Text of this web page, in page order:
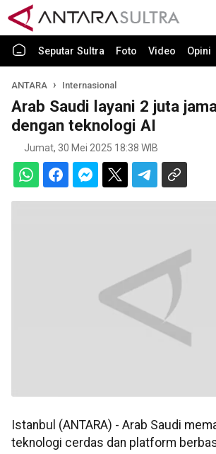
Seputar Sultra Foto Video Opini
ANTARA Internasional
Arab Saudi layani 2 juta
dengan teknologi AI
Jumat, 30 Mei 2025 18:38 WIB
Istanbul (ANTARA) - Arab Saudi
teknologi cerdas dan platform